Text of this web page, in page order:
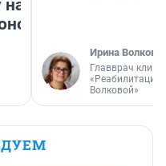
Ирина Волкова
Главврач
«Реабилитация
Волковой»